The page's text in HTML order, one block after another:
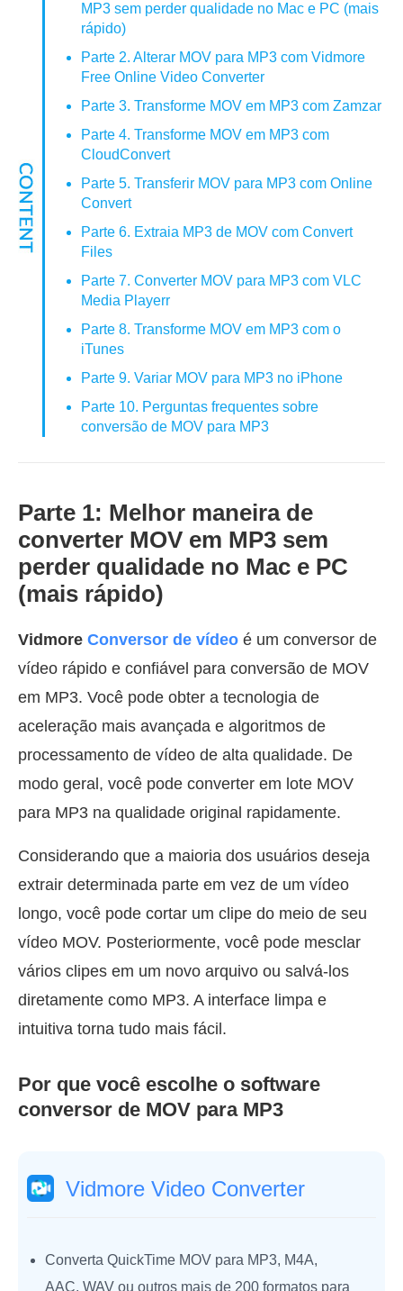
MP3 sem perder qualidade no Mac e PC (mais
rápido)
Parte 2. Alterar MOV para MP3 com Vidmore
Free Online Video Converter
Parte 3. Transforme MOV em MP3 com Zamzar
Parte 4. Transforme MOV em MP3 com
CloudConvert
Parte 5. Transferir MOV para MP3 com Online
Convert
Parte 6. Extraia MP3 de MOV com Convert
Files
Parte 7. Converter MOV para MP3 com VLC
Media Playerr
Parte 8. Transforme MOV em MP3 com o
iTunes
Parte 9. Variar MOV para MP3 no iPhone
Parte 10. Perguntas frequentes sobre
conversão de MOV para MP3
Parte 1: Melhor maneira de
converter MOV em MP3 sem
perder qualidade no Mac e PC
(mais rápido)
Vidmore Conversor de vídeo é um conversor de
vídeo rápido e confiável para conversão de MOV
em MP3. Você pode obter a tecnologia de
aceleração mais avançada e algoritmos de
processamento de vídeo de alta qualidade. De
modo geral, você pode converter em lote MOV
para MP3 na qualidade original rapidamente.
Considerando que a maioria dos usuários deseja
extrair determinada parte em vez de um vídeo
longo, você pode cortar um clipe do meio de seu
vídeo MOV. Posteriormente, você pode mesclar
vários clipes em um novo arquivo ou salvá-los
diretamente como MP3. A interface limpa e
intuitiva torna tudo mais fácil.
Por que você escolhe o software
conversor de MOV para MP3
Vidmore Video Converter
Converta QuickTime MOV para MP3, M4A,
AAC, WAV ou outros mais de 200 formatos para